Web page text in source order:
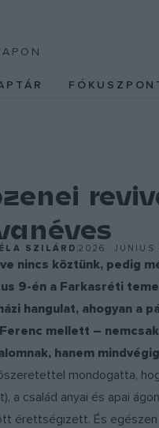
SZILÁRD2026. JÚNIUS
nincs köztünk, pedig
9-én a Farkasréti
hangulat, ahogyan
mellett –
hanem
mondogatta,
a család anyai és apai
érettségizett. És egészen